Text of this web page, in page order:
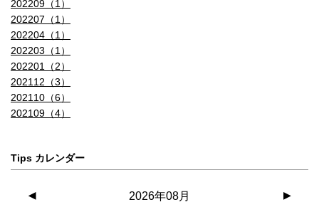
202209（1）
202207（1）
202204（1）
202203（1）
202201（2）
202112（3）
202110（6）
202109（4）
Tips カレンダー
2026年08月
◀ ▶